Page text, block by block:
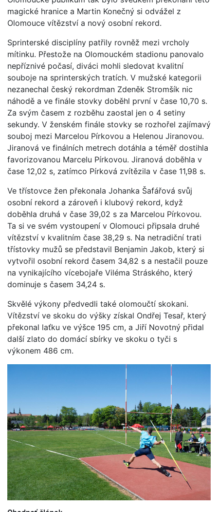
magické hranice a Martin Konečný si odvážel z
Olomouce vítězství a nový osobní rekord.
Sprinterské disciplíny patřily rovněž mezi vrcholy
mítinku. Přestože na Olomouckém stadionu panovalo
nepříznivé počasí, diváci mohli sledovat kvalitní
souboje na sprinterských tratích. V mužské kategorii
nezanechal český rekordman Zdeněk Stromšík nic
náhodě a ve finále stovky doběhl první v čase 10,70 s.
Za svým časem z rozběhu zaostal jen o 4 setiny
sekundy. V ženském finále stovky se rozhořel zajímavý
souboj mezi Marcelou Pírkovou a Helenou Jiranovou.
Jiranová ve finálních metrech dotáhla a téměř dostihla
favorizovanou Marcelu Pírkovou. Jiranová doběhla v
čase 12,02 s, zatímco Pírková zvítězila v čase 11,98 s.
Ve třístovce žen překonala Johanka Šafářová svůj
osobní rekord a zároveň i klubový rekord, když
doběhla druhá v čase 39,02 s za Marcelou Pírkovou.
Ta si ve svém vystoupení v Olomouci připsala druhé
vítězství v kvalitním čase 38,29 s. Na netradiční trati
třístovky mužů se představil Benjamin Jakob, který si
vytvořil osobní rekord časem 34,82 s a nestačil pouze
na vynikajícího vícebojaře Viléma Stráského, který
dominuje s časem 34,24 s.
Skvělé výkony předvedli také olomoučtí skokani.
Vítězství ve skoku do výšky získal Ondřej Tesař, který
překonal laťku ve výšce 195 cm, a Jiří Novotný přidal
další zlato do domácí sbírky ve skoku o tyči s
výkonem 486 cm.